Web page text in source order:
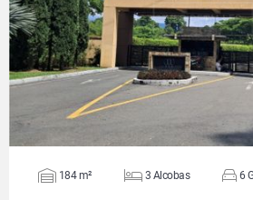
VER DETALLES
184 m² 3 Alcobas 6